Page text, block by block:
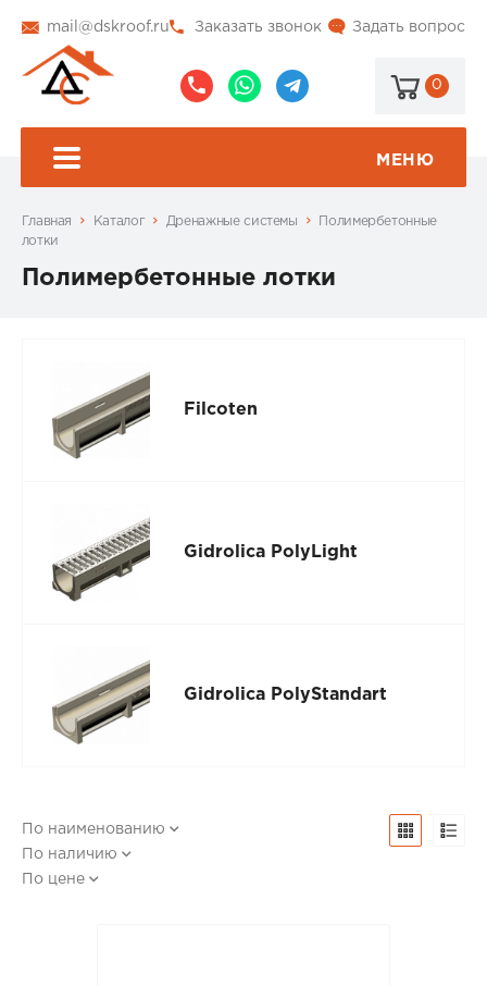
mail@dskroof.ru Задать вопрос
Заказать звонок
0
МЕНЮ
Главная Каталог Дренажные системы
Полимербетонные
лотки
Полимербетонные лотки
Filcoten
Gidrolica PolyLight
Gidrolica PolyStandart
По наименованию
По наличию
По цене